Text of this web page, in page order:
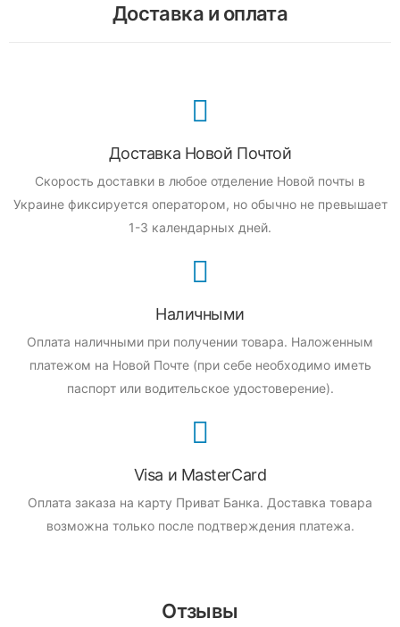
Доставка и оплата
Доставка Новой Почтой
Скорость доставки в любое отделение Новой почты в
Украине фиксируется оператором, но обычно не превышает
1-3 календарных дней.
Наличными
Оплата наличными при получении товара. Наложенным
платежом на Новой Почте (при себе необходимо иметь
паспорт или водительское удостоверение).
Visa и MasterCard
Оплата заказа на карту Приват Банка. Доставка товара
возможна только после подтверждения платежа.
Отзывы